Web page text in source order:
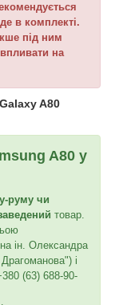
в комплекті.
під ним
на
A80
A80 у
руму чи
товар.
на ін. Олександра
і
(63) 688-90-